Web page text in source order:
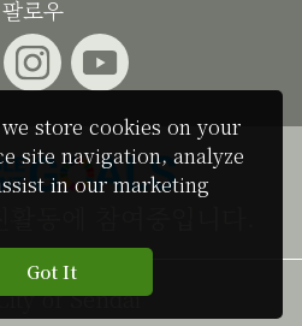
store cookies on your
site navigation, analyze
in our marketing
Got It
팔로우
동에 참여중입니다.
of Sendai